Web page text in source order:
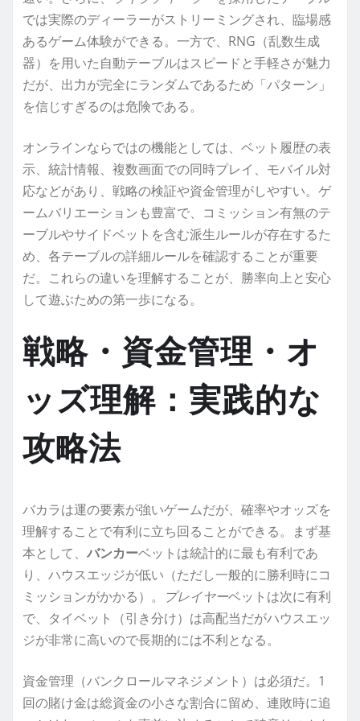
では実際のディーラーがストリーミングされ、臨場感
あるゲーム体験ができる。一方で、RNG（乱数生成
器）を用いた自動テーブルはスピードと手軽さが魅力
だが、出力が完全にランダムであるため「パターン」
を信じすぎるのは危険である。
オンラインならではの機能としては、ベット履歴の表
示、統計情報、複数画面での同時プレイ、モバイル対
応などがあり、戦略の検証や資金管理がしやすい。ゲ
ームバリエーションも豊富で、コミッション有無のテ
ーブルやサイドベットを含む派生ルールが存在するた
め、各テーブルの詳細ルールを確認することが重要
だ。これらの違いを理解することが、勝率向上と安心
して遊ぶための第一歩になる。
戦略・資金管理・オ
ッズ理解：実践的な
攻略法
バカラは運の要素が強いゲームだが、確率やオッズを
理解することで有利に立ち回ることができる。まず基
本として、 バンカーベットは統計的に最も有利であ
り、ハウスエッジが低い（ただし一般的に勝利時にコ
ミッションがかかる）。
プレイヤーベットは次に有利
で、タイベット（引き分け）は高配当だがハウスエッ
ジが非常に高いので長期的には不利となる。
資金管理（バンクロールマネジメント）は必須だ。1
回の賭け金は総資金の小さな割合に留め、連敗時に追